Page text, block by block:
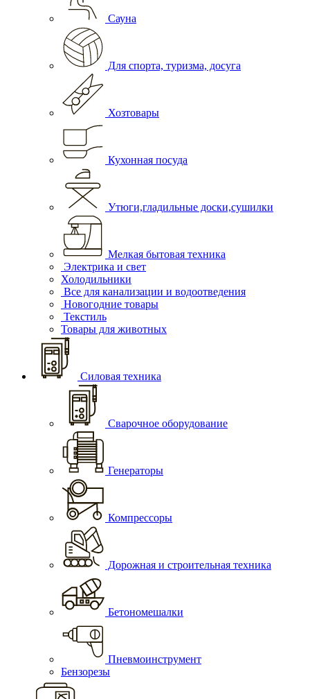
Сауна
Для спорта, туризма, досуга
Хозтовары
Кухонная посуда
Утюги,гладильные доски,сушилки
Мелкая бытовая техника
Электрика и свет
Холодильники
Все для канализации и водоотведения
Новогодние товары
Текстиль
Товары для животных
Силовая техника
Сварочное оборудование
Генераторы
Компрессоры
Дорожная и строительная техника
Бетономешалки
Пневмоинструмент
Бензорезы